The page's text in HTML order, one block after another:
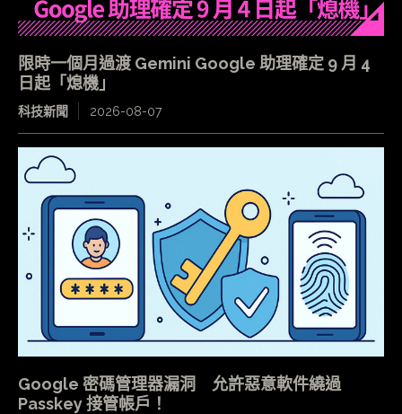
限時一個月過渡 Gemini Google 助理確定 9 月 4
日起「熄機」
科技新聞 2026-08-07
Google 密碼管理器漏洞 允許惡意軟件繞過
Passkey 接管帳戶！